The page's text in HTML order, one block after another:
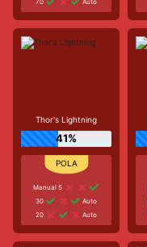
Thor's Lightning
41%
Manual 5
30
Auto
20
Auto